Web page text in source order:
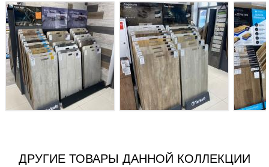
ДРУГИЕ ТОВАРЫ ДАННОЙ КОЛЛЕКЦИИ